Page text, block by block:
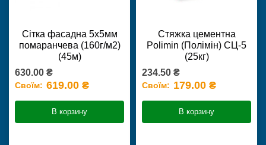
Сітка фасадна 5х5мм
помаранчева (160г/м2)
(45м)
630.00 ₴
Своїм: 619.00 ₴
В корзину
Стяжка цементна
Polimin (Полімін) СЦ-5
(25кг)
234.50 ₴
Своїм: 179.00 ₴
В корзину